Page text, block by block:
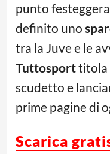
punto
definito uno
tra la Juve e le
Tuttosporttitola
scudetto e
prime pagine di
Scarica g